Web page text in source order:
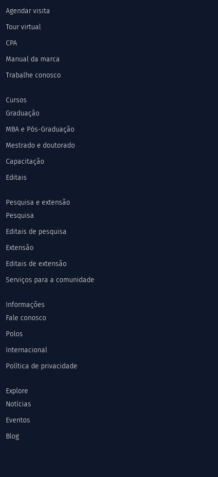
Agendar visita
Tour virtual
CPA
Manual da marca
Trabalhe conosco
Cursos
Graduação
MBA e Pós-Graduação
Mestrado e doutorado
Capacitação
Editais
Pesquisa e extensão
Pesquisa
Editais de pesquisa
Extensão
Editais de extensão
Serviços para a comunidade
Informações
Fale conosco
Polos
Internacional
Política de privacidade
Explore
Notícias
Eventos
Blog